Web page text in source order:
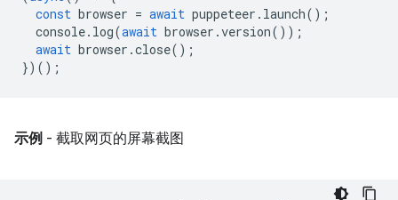
const browser = await puppeteer . launch();
console. log(await browser .version());
await browser .close();
})();
示例 - 截取网页的屏幕截图